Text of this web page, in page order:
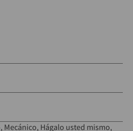
Mecánico Hágalo usted mismo